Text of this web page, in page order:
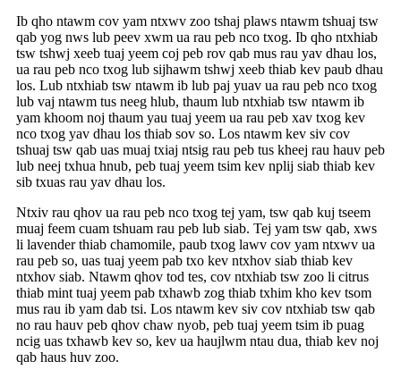
Ib qho ntawm cov yam ntxwv zoo tshaj plaws ntawm tshuaj tsw
qab yog nws lub peev xwm ua rau peb nco txog. Ib qho ntxhiab
tsw tshwj xeeb tuaj yeem coj peb rov qab mus rau yav dhau los,
ua rau peb nco txog lub sijhawm tshwj xeeb thiab kev paub dhau
los. Lub ntxhiab tsw ntawm ib lub paj yuav ua rau peb nco txog
lub vaj ntawm tus neeg hlub, thaum lub ntxhiab tsw ntawm ib
yam khoom noj thaum yau tuaj yeem ua rau peb xav txog kev
nco txog yav dhau los thiab sov so. Los ntawm kev siv cov
tshuaj tsw qab uas muaj txiaj ntsig rau peb tus kheej rau hauv peb
lub neej txhua hnub, peb tuaj yeem tsim kev nplij siab thiab kev
sib txuas rau yav dhau los.
Ntxiv rau qhov ua rau peb nco txog tej yam, tsw qab kuj tseem
muaj feem cuam tshuam rau peb lub siab. Tej yam tsw qab, xws
li lavender thiab chamomile, paub txog lawv cov yam ntxwv ua
rau peb so, uas tuaj yeem pab txo kev ntxhov siab thiab kev
ntxhov siab. Ntawm qhov tod tes, cov ntxhiab tsw zoo li citrus
thiab mint tuaj yeem pab txhawb zog thiab txhim kho kev tsom
mus rau ib yam dab tsi. Los ntawm kev siv cov ntxhiab tsw qab
no rau hauv peb qhov chaw nyob, peb tuaj yeem tsim ib puag
ncig uas txhawb kev so, kev ua haujlwm ntau dua, thiab kev noj
qab haus huv zoo.